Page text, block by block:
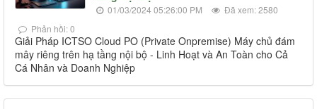
01/03/2024 05:26:00 PM
Đã xem: 2580
Phản hồi: 0
Giải Pháp ICTSO Cloud PO (Private Onpremise) Máy chủ đám
mây riêng trên hạ tầng nội bộ - Linh Hoạt và An Toàn cho Cả
Cá Nhân và Doanh Nghiệp